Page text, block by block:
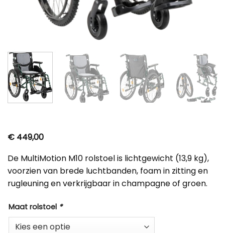
€ 449,00
De MultiMotion M10 rolstoel is lichtgewicht (13,9 kg),
voorzien van brede luchtbanden, foam in zitting en
rugleuning en verkrijgbaar in champagne of groen.
Maat rolstoel *